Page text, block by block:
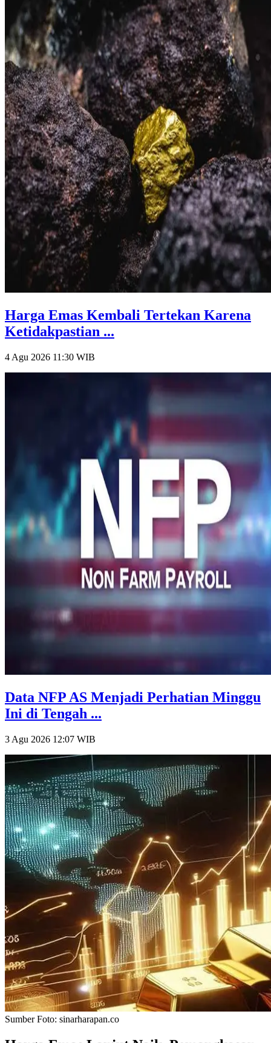
Harga Emas Kembali Tertekan Karena
Ketidakpastian ...
4 Agu 2026 11:30 WIB
Data NFP AS Menjadi Perhatian Minggu
Ini di Tengah ...
3 Agu 2026 12:07 WIB
Sumber Foto: sinarharapan.co